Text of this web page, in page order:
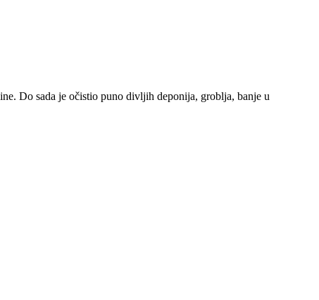
Do sada je očistio puno divljih deponija, groblja, banje u